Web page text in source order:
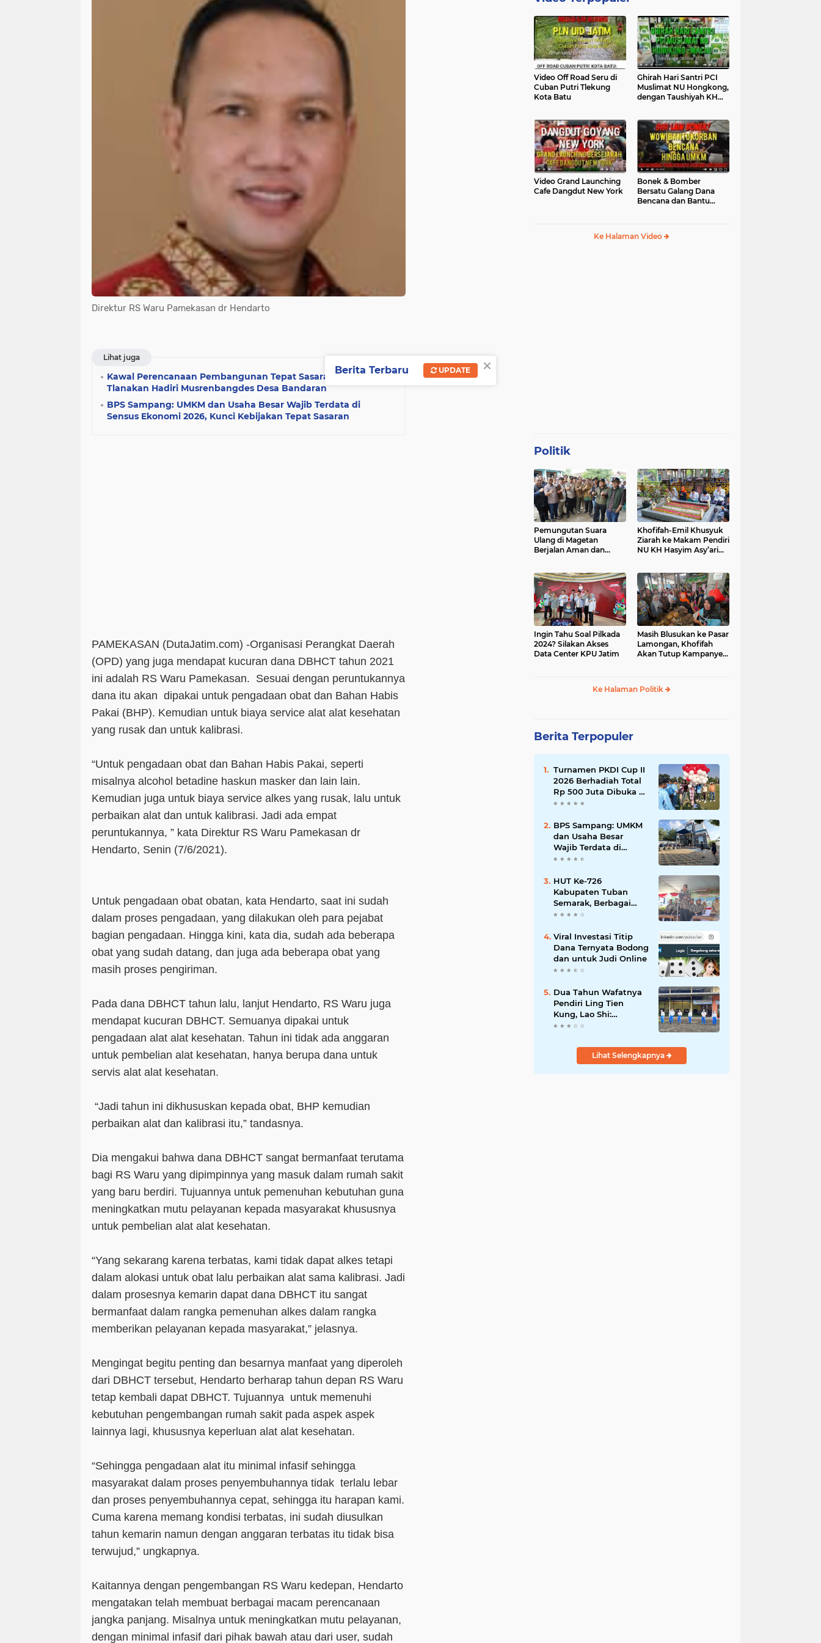
Direktur RS Waru Pamekasan dr Hendarto
Lihat juga
Kawal Perencanaan Pembangunan Tepat Sasaran, Polsek
Tlanakan Hadiri Musrenbangdes Desa Bandaran
BPS Sampang: UMKM dan Usaha Besar Wajib Terdata di
Sensus Ekonomi 2026, Kunci Kebijakan Tepat Sasaran
PAMEKASAN (DutaJatim.com) -Organisasi Perangkat Daerah
(OPD) yang juga mendapat kucuran dana DBHCT tahun 2021
ini adalah RS Waru Pamekasan. Sesuai dengan peruntukannya
dana itu akan dipakai untuk pengadaan obat dan Bahan Habis
Pakai (BHP). Kemudian untuk biaya service alat alat kesehatan
yang rusak dan untuk kalibrasi.
“Untuk pengadaan obat dan Bahan Habis Pakai, seperti
misalnya alcohol betadine haskun masker dan lain lain.
Kemudian juga untuk biaya service alkes yang rusak, lalu untuk
perbaikan alat dan untuk kalibrasi. Jadi ada empat
peruntukannya, ” kata Direktur RS Waru Pamekasan dr
Hendarto, Senin (7/6/2021).
Untuk pengadaan obat obatan, kata Hendarto, saat ini sudah
dalam proses pengadaan, yang dilakukan oleh para pejabat
bagian pengadaan. Hingga kini, kata dia, sudah ada beberapa
obat yang sudah datang, dan juga ada beberapa obat yang
masih proses pengiriman.
Pada dana DBHCT tahun lalu, lanjut Hendarto, RS Waru juga
mendapat kucuran DBHCT. Semuanya dipakai untuk
pengadaan alat alat kesehatan. Tahun ini tidak ada anggaran
untuk pembelian alat kesehatan, hanya berupa dana untuk
servis alat alat kesehatan.
“Jadi tahun ini dikhususkan kepada obat, BHP kemudian
perbaikan alat dan kalibrasi itu,” tandasnya.
Dia mengakui bahwa dana DBHCT sangat bermanfaat terutama
bagi RS Waru yang dipimpinnya yang masuk dalam rumah sakit
yang baru berdiri. Tujuannya untuk pemenuhan kebutuhan guna
meningkatkan mutu pelayanan kepada masyarakat khususnya
untuk pembelian alat alat kesehatan.
“Yang sekarang karena terbatas, kami tidak dapat alkes tetapi
dalam alokasi untuk obat lalu perbaikan alat sama kalibrasi. Jadi
dalam prosesnya kemarin dapat dana DBHCT itu sangat
bermanfaat dalam rangka pemenuhan alkes dalam rangka
memberikan pelayanan kepada masyarakat,” jelasnya.
Mengingat begitu penting dan besarnya manfaat yang diperoleh
dari DBHCT tersebut, Hendarto berharap tahun depan RS Waru
tetap kembali dapat DBHCT. Tujuannya untuk memenuhi
kebutuhan pengembangan rumah sakit pada aspek aspek
lainnya lagi, khususnya keperluan alat alat kesehatan.
“Sehingga pengadaan alat itu minimal infasif sehingga
masyarakat dalam proses penyembuhannya tidak terlalu lebar
dan proses penyembuhannya cepat, sehingga itu harapan kami.
Cuma karena memang kondisi terbatas, ini sudah diusulkan
tahun kemarin namun dengan anggaran terbatas itu tidak bisa
terwujud,” ungkapnya.
Kaitannya dengan pengembangan RS Waru kedepan, Hendarto
mengatakan telah membuat berbagai macam perencanaan
jangka panjang. Misalnya untuk meningkatkan mutu pelayanan,
dengan minimal infasif dari pihak bawah atau dari user, sudah
Video Off Road Seru di
Cuban Putri Tlekung
Kota Batu
Ghirah Hari Santri PCI
Muslimat NU Hongkong,
dengan Taushiyah KH
Video Grand Launching
Cafe Dangdut New York
Bonek & Bomber
Bersatu Galang Dana
Bencana dan Bantu
Ke Halaman Video
Politik
Pemungutan Suara
Ulang di Magetan
Berjalan Aman dan
Khofifah-Emil Khusyuk
Ziarah ke Makam Pendiri
NU KH Hasyim Asy’ari
Ingin Tahu Soal Pilkada
2024? Silakan Akses
Data Center KPU Jatim
Masih Blusukan ke Pasar
Lamongan, Khofifah
Akan Tutup Kampanye
Ke Halaman Politik
Berita Terpopuler
Turnamen PKDI Cup II
2026 Berhadiah Total
Rp 500 Juta Dibuka di
Jombang, Ketua PKDI
Mahdi: Ajang
Silaturrahmi dan
Media Komunikasi
Antar-Kades untuk
BPS Sampang: UMKM
dan Usaha Besar
Wajib Terdata di
Sensus Ekonomi 2026,
Sasaran
HUT Ke-726
Kabupaten Tuban
Semarak, Berbagai
Prestasinya Pun
Viral Investasi Titip
Dana Ternyata Bodong
dan untuk Judi Online
Dua Tahun Wafatnya
Pendiri Ling Tien
Kung, Lao Shi:
Amanah Harus Kita
Lihat Selengkapnya
×
Berita Terbaru UPDATE